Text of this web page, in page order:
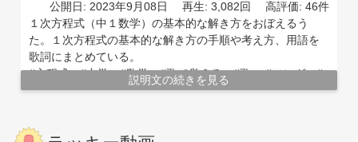
高評価: 46件
再生: 3,082回
公開日: 2023年9月08日
１次方程式（中１数学）の基本的な解き方をおぼえるう
た。１次方程式の基本的な解き方の手順や考え方、用語を
歌詞にまとめている。
#方程式 #中学 #数学 #歌で覚える #歌 #ソング #
覚え方 #暗記 #テスト #受験 #覚え歌 #じゅもん
説明文の続きを見る